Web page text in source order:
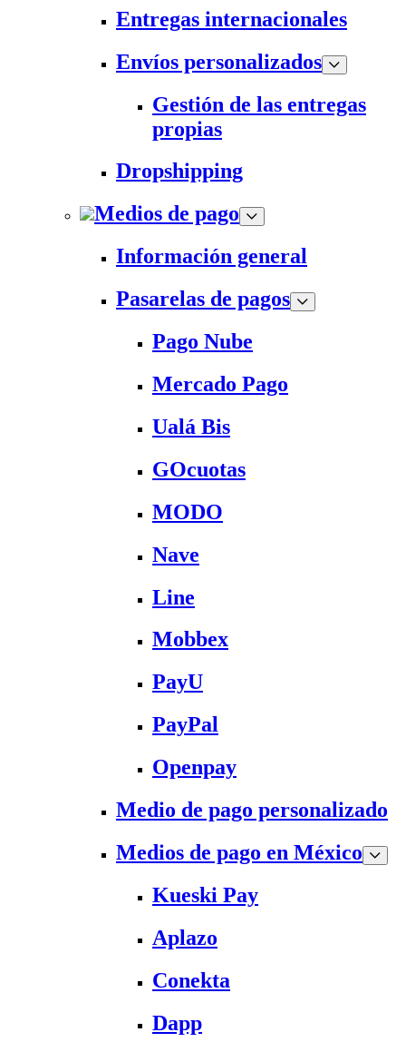
Entregas internacionales
Envíos personalizados
Gestión de las entregas
propias
Dropshipping
Medios de pago
Información general
Pasarelas de pagos
Pago Nube
Mercado Pago
Ualá Bis
GOcuotas
MODO
Nave
Line
Mobbex
PayU
PayPal
Openpay
Medio de pago personalizado
Medios de pago en México
Kueski Pay
Aplazo
Conekta
Dapp